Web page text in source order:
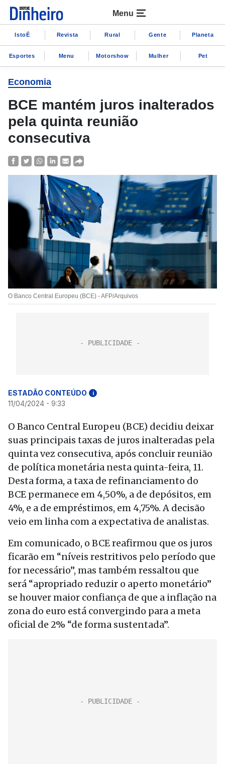
Menu
IstoÉ Revista Rural Gente Planeta
Esportes Menu Motorshow Mulher Pet
Economia
BCE mantém juros inalterados
pela quinta reunião
consecutiva
O Banco Central Europeu (BCE) - AFP/Arquivos
ESTADÃO CONTEÚDO i
11/04/2024 - 9:33
O Banco Central Europeu (BCE) decidiu deixar
suas principais taxas de juros inalteradas pela
quinta vez consecutiva, após concluir reunião
de política monetária nesta quinta-feira, 11.
Desta forma, a taxa de refinanciamento do
BCE permanece em 4,50%, a de depósitos, em
4%, e a de empréstimos, em 4,75%. A decisão
veio em linha com a expectativa de analistas.
Em comunicado, o BCE reafirmou que os juros
ficarão em “níveis restritivos pelo período que
for necessário”, mas também ressaltou que
será “apropriado reduzir o aperto monetário”
se houver maior confiança de que a inflação na
zona do euro está convergindo para a meta
oficial de 2% “de forma sustentada”.